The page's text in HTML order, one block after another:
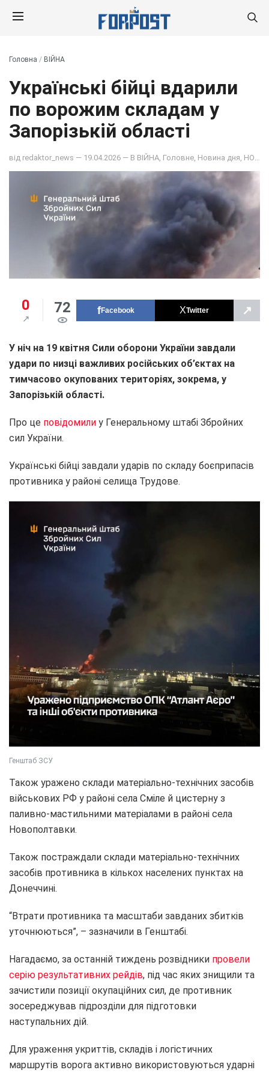
Головна / ВІЙНА
Українські бійці вдарили
по ворожим складам у
Запорізькій області
від redaktor_news — 19.04.2026 — В ВІЙНА Головне Новина дня НОВИНИ
0 72 Facebook Twitter ↗
У ніч на 19 квітня Сили оборони України завдали
удари по низці важливих російських об’єктах на
тимчасово окупованих територіях, зокрема, у
Запорізькій області.
Про це повідомили у Генеральному штабі Збройних
сил України.
Українські бійці завдали ударів по складу боєприпасів
противника у районі селища Трудове.
Генштаб ЗСУ
Також уражено склади матеріально-технічних засобів
військових РФ у районі села Сміле й цистерну з
паливно-мастильними матеріалами в районі села
Новополтавки.
Також постраждали склади матеріально-технічних
засобів противника в кількох населених пунктах на
Донеччині.
“Втрати противника та масштаби завданих збитків
уточнюються”, – зазначили в Генштабі.
Нагадаємо, за останній тиждень розвідники провели
серію результативних рейдів, під час яких знищили та
зачистили позиції окупаційних сил, де противник
зосереджував підрозділи для підготовки
наступальних дій.
Для ураження укриттів, складів і логістичних
маршрутів ворога активно використовуються ударні